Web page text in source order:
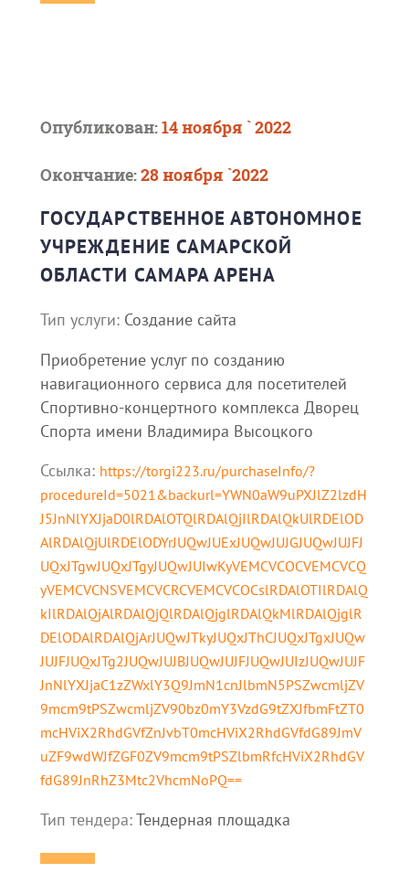
Опубликован:14 ноября ` 2022
Окончание:28 ноября `2022
ГОСУДАРСТВЕННОЕ АВТОНОМНОЕ
УЧРЕЖДЕНИЕ САМАРСКОЙ
ОБЛАСТИ САМАРА АРЕНА
Тип услуги: Создание сайта
Приобретение услуг по созданию
навигационного сервиса для посетителей
Спортивно-концертного комплекса Дворец
Спорта имени Владимира Высоцкого
Ссылка: https://torgi223.ru/purchaseInfo/?
procedureId=5021&backurl=YWN0aW9uPXJlZ2lzdH
J5JnNlYXJjaD0lRDAlOTQlRDAlQjIlRDAlQkUlRDElOD
AlRDAlQjUlRDElODYrJUQwJUExJUQwJUJGJUQwJUJFJ
UQxJTgwJUQxJTgyJUQwJUIwKyVEMCVCOCVEMCVCQ
yVEMCVCNSVEMCVCRCVEMCVCOCslRDAlOTIlRDAlQ
kIlRDAlQjAlRDAlQjQlRDAlQjglRDAlQkMlRDAlQjglR
DElODAlRDAlQjArJUQwJTkyJUQxJThCJUQxJTgxJUQw
JUJFJUQxJTg2JUQwJUJBJUQwJUJFJUQwJUIzJUQwJUJF
JnNlYXJjaC1zZWxlY3Q9JmN1cnJlbmN5PSZwcmljZV
9mcm9tPSZwcmljZV90bz0mY3VzdG9tZXJfbmFtZT0
mcHViX2RhdGVfZnJvbT0mcHViX2RhdGVfdG89JmV
uZF9wdWJfZGF0ZV9mcm9tPSZlbmRfcHViX2RhdGV
fdG89JnRhZ3Mtc2VhcmNoPQ==
Тип тендера:Тендерная площадка